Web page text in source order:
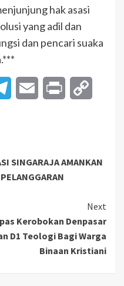
hak asasi
yang adil dan
dan pencari suaka
TelegramEmail Print
SINGARAJA AMANKAN
Next
Kerobokan Denpasar
D1 Teologi Bagi Warga
Binaan Kristiani